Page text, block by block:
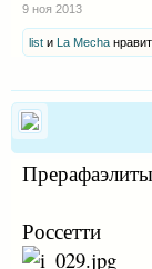
9 ноя 2013
list и La Mecha
Россетти